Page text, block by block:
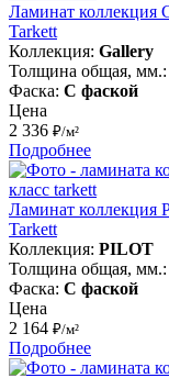
Ламинат коллекция
Tarkett
Коллекция: Gallery
Толщина общая, мм.:
Фаска: С фаской
Цена
2 336 ₽/м²
Подробнее
Ламинат коллекция
Tarkett
Коллекция: PILOT
Толщина общая, мм.:
Фаска: С фаской
Цена
2 164 ₽/м²
Подробнее